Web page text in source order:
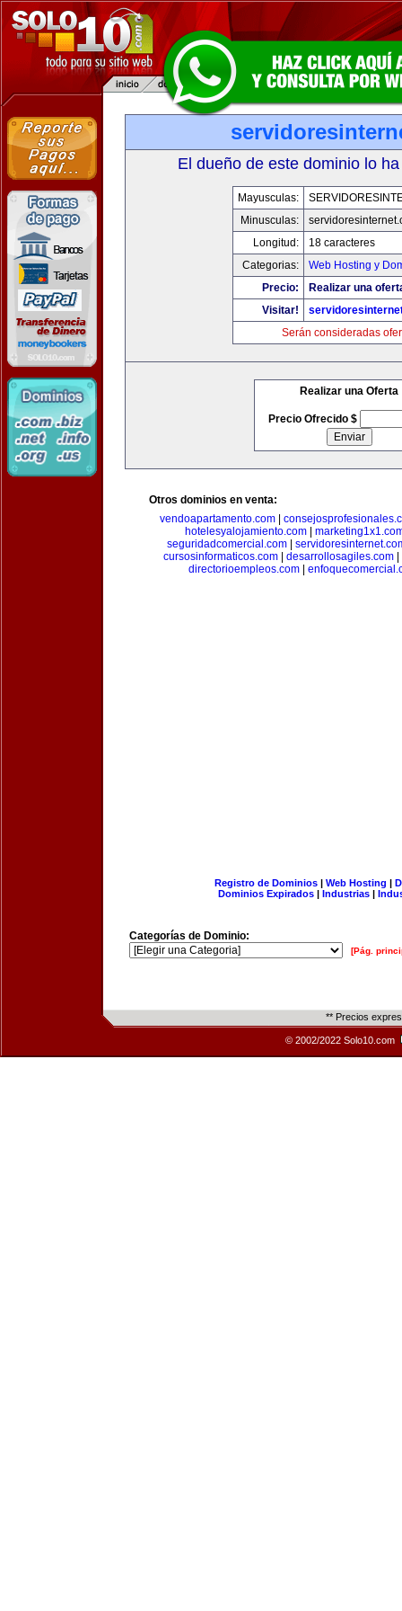
El dueño de este dominio lo
Mayusculas:
Minusculas:
Longitud:
18 caracteres
Categorias:
Web Hosting y
Precio:
Realizar una
Visitar!
Serán consideradas
Realizar una Oferta
Precio Ofrecido $
Otros dominios en venta:
vendoapartamento.com
hotelesyalojamiento.com|
seguridadcomercial.com|
cursosinformaticos.com
desarrollosagiles.com
directorioempleos.com
Registro de Dominios| Web Hosting |
Dominios Expirados | Industrias |
Categorías de Dominio:
[Pág.
** Precios
© 2002/2022 Solo10.com